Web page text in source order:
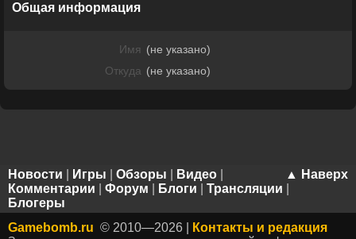
Общая информация
Имя (не указано)
Откуда (не указано)
▲ Наверх
Новости Игры Обзоры Видео
Комментарии
Форум Блоги Трансляции
Блогеры
Gamebomb.ru © 2010—2026 |
Контакты и редакция